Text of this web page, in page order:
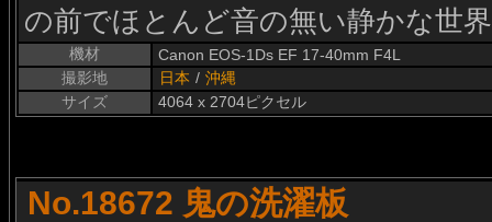
の前でほとんど音の無い静かな世
機材
Canon EOS-1Ds EF 17-40mm F4L
撮影地
日本 / 沖縄
サイズ
4064 x 2704ピクセル
No.18672 鬼の洗濯板